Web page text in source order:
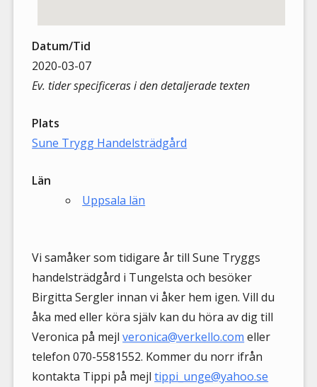
Datum/Tid
2020-03-07
Ev. tider specificeras i den detaljerade texten
Plats
Sune Trygg Handelsträdgård
Län
Uppsala län
Vi samåker som tidigare år till Sune Tryggs
handelsträdgård i Tungelsta och besöker
Birgitta Sergler innan vi åker hem igen. Vill du
åka med eller köra själv kan du höra av dig till
Veronica på mejlveronica@verkello.com eller
telefon 070-5581552. Kommer du norr ifrån
kontakta Tippi på mejltippi_unge@yahoo.se